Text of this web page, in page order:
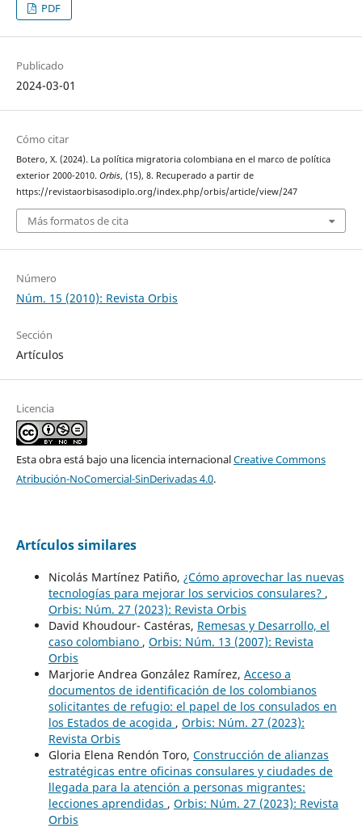
PDF
Publicado
2024-03-01
Cómo citar
Botero, X. (2024). La política migratoria colombiana en el marco de política
exterior 2000-2010. Orbis, (15), 8. Recuperado a partir de
https://revistaorbisasodiplo.org/index.php/orbis/article/view/247
Más formatos de cita
Número
Núm. 15 (2010): Revista Orbis
Sección
Artículos
Licencia
Esta obra está bajo una licencia internacionalCreative Commons
Atribución-NoComercial-SinDerivadas 4.0.
Artículos similares
Nicolás Martínez Patiño, ¿Cómo aprovechar las nuevas
tecnologías para mejorar los servicios consulares? ,
Orbis: Núm. 27 (2023): Revista Orbis
David Khoudour- Castéras, Remesas y Desarrollo, el
caso colombiano , Orbis: Núm. 13 (2007): Revista
Orbis
Marjorie Andrea González Ramírez, Acceso a
documentos de identificación de los colombianos
solicitantes de refugio: el papel de los consulados en
los Estados de acogida , Orbis: Núm. 27 (2023):
Revista Orbis
Gloria Elena Rendón Toro, Construcción de alianzas
estratégicas entre oficinas consulares y ciudades de
llegada para la atención a personas migrantes:
lecciones aprendidas , Orbis: Núm. 27 (2023): Revista
Orbis